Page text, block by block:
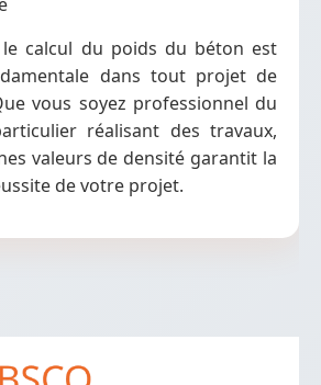
le calcul du poids du béton est
dans tout projet de
vous soyez professionnel du
réalisant des travaux,
valeurs de densité garantit la
de votre projet.